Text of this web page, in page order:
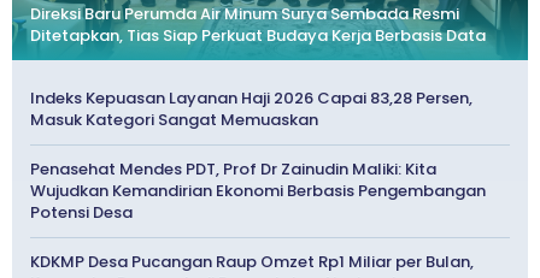
Direksi Baru Perumda Air Minum Surya Sembada Resmi
Ditetapkan, Tias Siap Perkuat Budaya Kerja Berbasis Data
Indeks Kepuasan Layanan Haji 2026 Capai 83,28 Persen,
Masuk Kategori Sangat Memuaskan
Penasehat Mendes PDT, Prof Dr Zainudin Maliki: Kita
Wujudkan Kemandirian Ekonomi Berbasis Pengembangan
Potensi Desa
KDKMP Desa Pucangan Raup Omzet Rp1 Miliar per Bulan,